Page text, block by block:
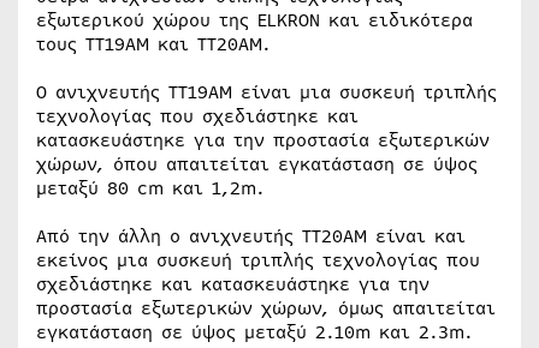
εξωτερικού χώρου της ELKRON και ειδικότερα
τους TT19ΑΜ και TT20AM.
Ο ανιχνευτής TT19AM είναι μια συσκευή τριπλής
τεχνολογίας που σχεδιάστηκε και
κατασκευάστηκε για την προστασία εξωτερικών
χώρων, όπου απαιτείται εγκατάσταση σε ύψος
μεταξύ 80 cm και 1,2m.
Από την άλλη ο ανιχνευτής TT20AM είναι και
εκείνος μια συσκευή τριπλής τεχνολογίας που
σχεδιάστηκε και κατασκευάστηκε για την
προστασία εξωτερικών χώρων, όμως απαιτείται
εγκατάσταση σε ύψος μεταξύ 2.10m και 2.3m.